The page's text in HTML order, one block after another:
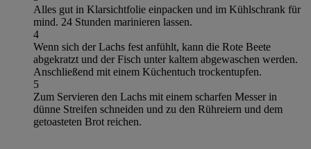
Alles gut in Klarsichtfolie einpacken und im Kühlschrank für
mind. 24 Stunden marinieren lassen.
4
Wenn sich der Lachs fest anfühlt, kann die Rote Beete
abgekratzt und der Fisch unter kaltem abgewaschen werden.
Anschließend mit einem Küchentuch trockentupfen.
5
Zum Servieren den Lachs mit einem scharfen Messer in
dünne Streifen schneiden und zu den Rühreiern und dem
getoasteten Brot reichen.